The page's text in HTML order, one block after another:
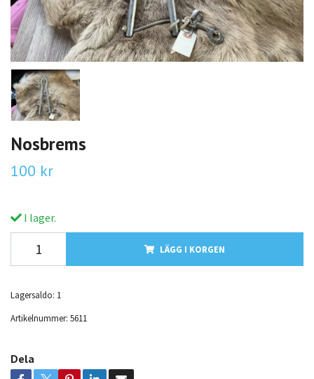
Nosbrems
100 kr
I lager.
LÄGG I KORGEN
Lagersaldo: 1
Artikelnummer: 5611
Dela